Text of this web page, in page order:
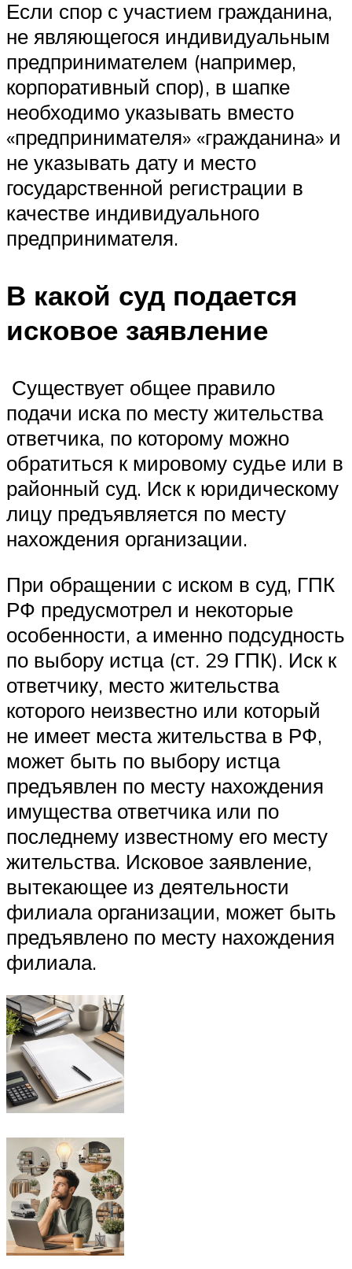
Если спор с участием гражданина,
не являющегося индивидуальным
предпринимателем (например,
корпоративный спор), в шапке
необходимо указывать вместо
«предпринимателя» «гражданина» и
не указывать дату и место
государственной регистрации в
качестве индивидуального
предпринимателя.
В какой суд подается
исковое заявление
Существует общее правило
подачи иска по месту жительства
ответчика, по которому можно
обратиться к мировому судье или в
районный суд. Иск к юридическому
лицу предъявляется по месту
нахождения организации.
При обращении с иском в суд, ГПК
РФ предусмотрел и некоторые
особенности, а именно подсудность
по выбору истца (ст. 29 ГПК). Иск к
ответчику, место жительства
которого неизвестно или который
не имеет места жительства в РФ,
может быть по выбору истца
предъявлен по месту нахождения
имущества ответчика или по
последнему известному его месту
жительства. Исковое заявление,
вытекающее из деятельности
филиала организации, может быть
предъявлено по месту нахождения
филиала.